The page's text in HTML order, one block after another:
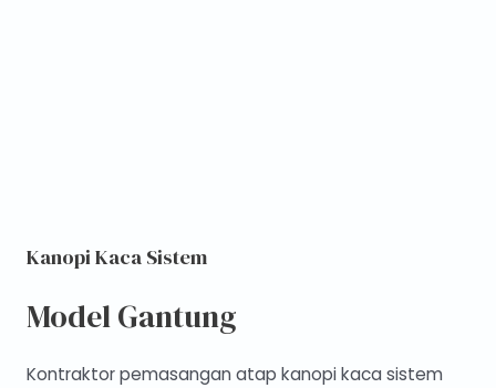
Kanopi Kaca Sistem
Model Gantung
Kontraktor pemasangan atap kanopi kaca sistem